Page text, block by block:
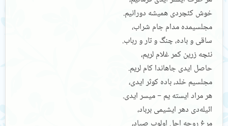
خوش کئچردی همیشه دورانیم.
مجلسیمده مدام جام شراب،
ساقی و باده، چنگ و تار و رباب.
نئچه زرین کمر غلام لریم،
حاصل ایدی جاهاندا کام لریم.
مجلسیم خلد، باده کوثر ایدی،
هر مراد ایسته یم – میسر ایدی.
ائیله‌دی دهر ایشیمی برباد،